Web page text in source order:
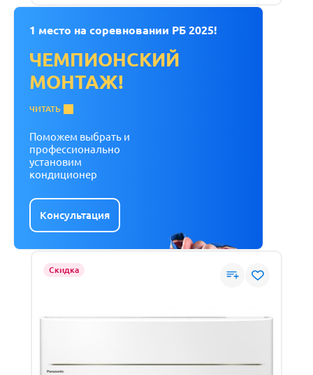
1 место на соревновании РБ 2025!
ЧЕМПИОНСКИЙ
МОНТАЖ!
ЧИТАТЬ
Поможем выбрать и
профессионально
установим
кондиционер
Консультация
Скидка